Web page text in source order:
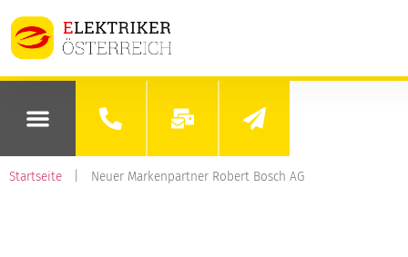
Startseite Neuer Markenpartner Robert Bosch AG